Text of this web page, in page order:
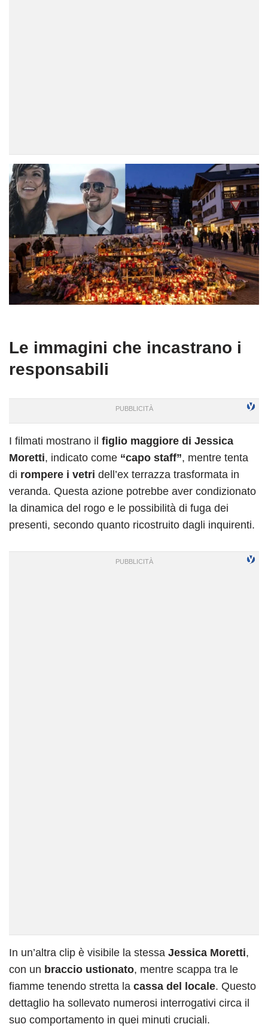
Le immagini che incastrano i
responsabili
I filmati mostrano il figlio maggiore di Jessica
Moretti, indicato come “capo staff”, mentre tenta
di rompere i vetri dell’ex terrazza trasformata in
veranda. Questa azione potrebbe aver condizionato
la dinamica del rogo e le possibilità di fuga dei
presenti, secondo quanto ricostruito dagli inquirenti.
In un’altra clip è visibile la stessa Jessica Moretti,
con un braccio ustionato, mentre scappa tra le
fiamme tenendo stretta la cassa del locale. Questo
dettaglio ha sollevato numerosi interrogativi circa il
suo comportamento in quei minuti cruciali.